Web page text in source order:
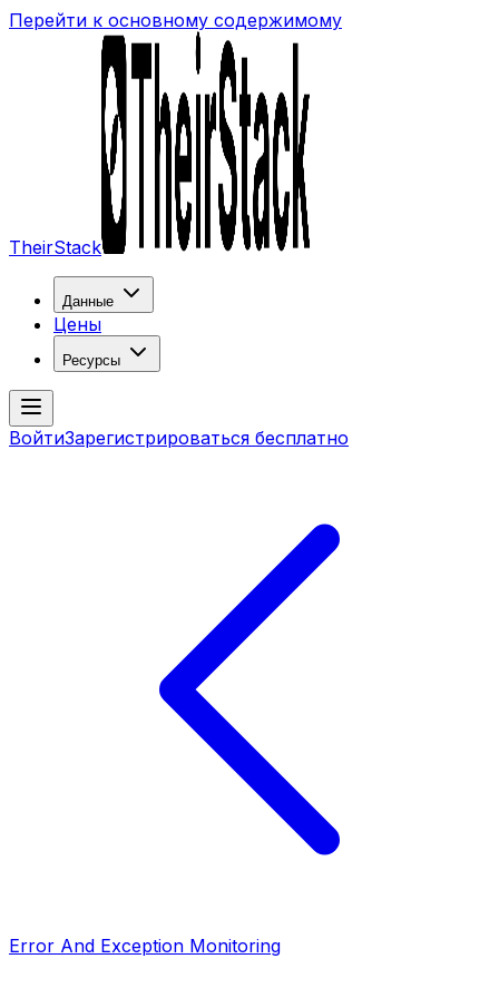
Перейти к основному содержимому
TheirStack
Данные
Цены
Ресурсы
ВойтиЗарегистрироваться бесплатно
Error And Exception Monitoring